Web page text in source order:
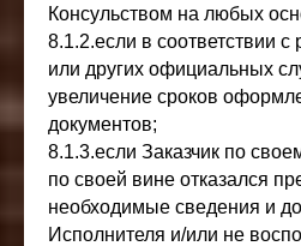
Консульством на любых
8.1.2.если в соответствии
или других официальных
увеличение сроков
документов;
8.1.3.если Заказчик по
по своей вине отказался
необходимые сведения и
Исполнителя и/или не